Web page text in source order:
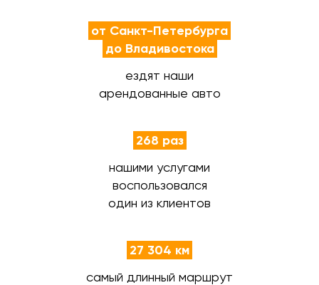
от Санкт-Петербурга
до Владивостока
ездят наши
арендованные авто
268 раз
нашими услугами
воспользовался
один из клиентов
27 304 км
самый длинный маршрут